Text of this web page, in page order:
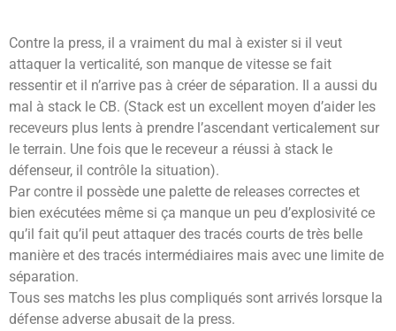
Contre la press, il a vraiment du mal à exister si il veut
attaquer la verticalité, son manque de vitesse se fait
ressentir et il n’arrive pas à créer de séparation. Il a aussi du
mal à stack le CB. (Stack est un excellent moyen d’aider les
receveurs plus lents à prendre l’ascendant verticalement sur
le terrain. Une fois que le receveur a réussi à stack le
défenseur, il contrôle la situation).
Par contre il possède une palette de releases correctes et
bien exécutées même si ça manque un peu d’explosivité ce
qu’il fait qu’il peut attaquer des tracés courts de très belle
manière et des tracés intermédiaires mais avec une limite de
séparation.
Tous ses matchs les plus compliqués sont arrivés lorsque la
défense adverse abusait de la press.